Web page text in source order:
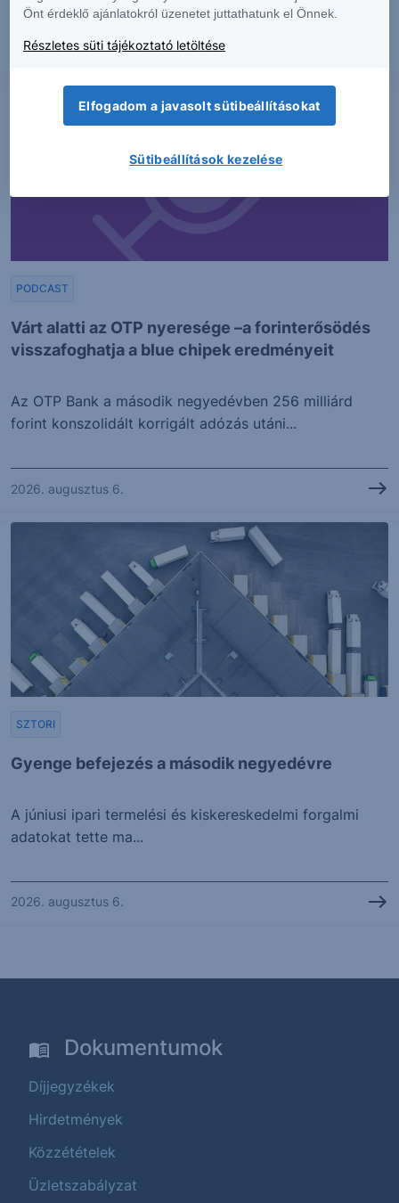
2026. augusztus 6.
Várt alatti az OTP nyeresége –a forinterősödés
visszafoghatja a blue chipek eredményeit
PODCAST
Az OTP Bank a második negyedévben 256 milliárd
forint konszolidált korrigált adózás utáni...
2026. augusztus 6.
Gyenge befejezés a második negyedévre
SZTORI
A júniusi ipari termelési és kiskereskedelmi forgalmi
adatokat tette ma...
2026. augusztus 6.
Dokumentumok
Díjjegyzékek
Hirdetmények
Közzétételek
Üzletszabályzat
Önt érdeklő ajánlatokról üzenetet juttathatunk el Önnek.
Részletes süti tájékoztató letöltése
Elfogadom a javasolt sütibeállításokat
Sütibeállítások kezelése